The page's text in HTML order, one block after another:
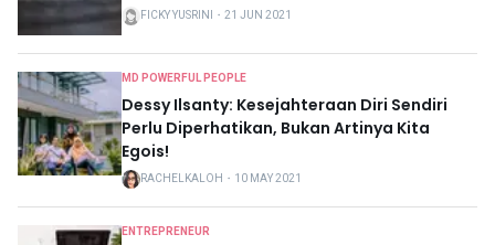
FICKY YUSRINI ・ 21 JUN 2021
MD POWERFUL PEOPLE
Dessy Ilsanty: Kesejahteraan Diri Sendiri
Perlu Diperhatikan, Bukan Artinya Kita
Egois!
RACHELKALOH ・ 10 MAY 2021
ENTREPRENEUR